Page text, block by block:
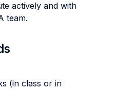
actively and with
team.
(in class or in